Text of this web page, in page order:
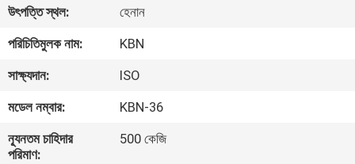
আমাদের
সম্পর্কে
কারখানা
ভ্রমণ
উৎপত্তি স্থল:
হেনান
পরিচিতিমুলক নাম:
KBN
সাক্ষ্যদান:
ISO
মডেল নম্বার:
KBN-36
ন্যূনতম চাহিদার
পরিমাণ:
500 কেজি